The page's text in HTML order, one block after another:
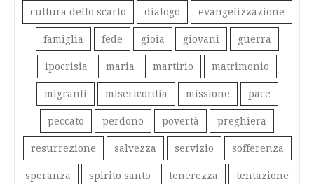
cultura dello scarto dialogo evangelizzazione
famiglia fede gioia giovani guerra
ipocrisia maria martirio matrimonio
migranti misericordia missione pace
peccato perdono povertà preghiera
resurrezione salvezza servizio sofferenza
speranza spirito santo tenerezza tentazione